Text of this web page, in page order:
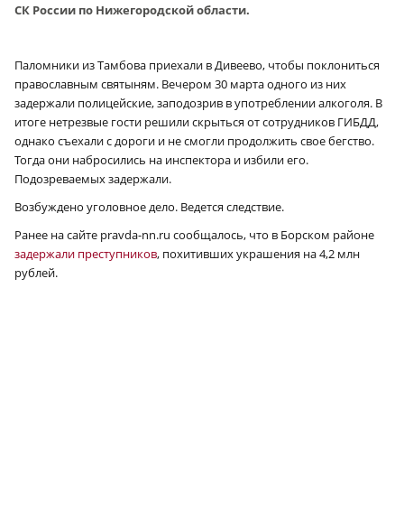
СК России по Нижегородской области.
Паломники из Тамбова приехали в Дивеево, чтобы поклониться
православным святыням. Вечером 30 марта одного из них
задержали полицейские, заподозрив в употреблении алкоголя. В
итоге нетрезвые гости решили скрыться от сотрудников ГИБДД,
однако съехали с дороги и не смогли продолжить свое бегство.
Тогда они набросились на инспектора и избили его.
Подозреваемых задержали.
Возбуждено уголовное дело. Ведется следствие.
Ранее на сайте pravda-nn.ru сообщалось, что в Борском районе
задержали преступников, похитивших украшения на 4,2 млн
рублей.